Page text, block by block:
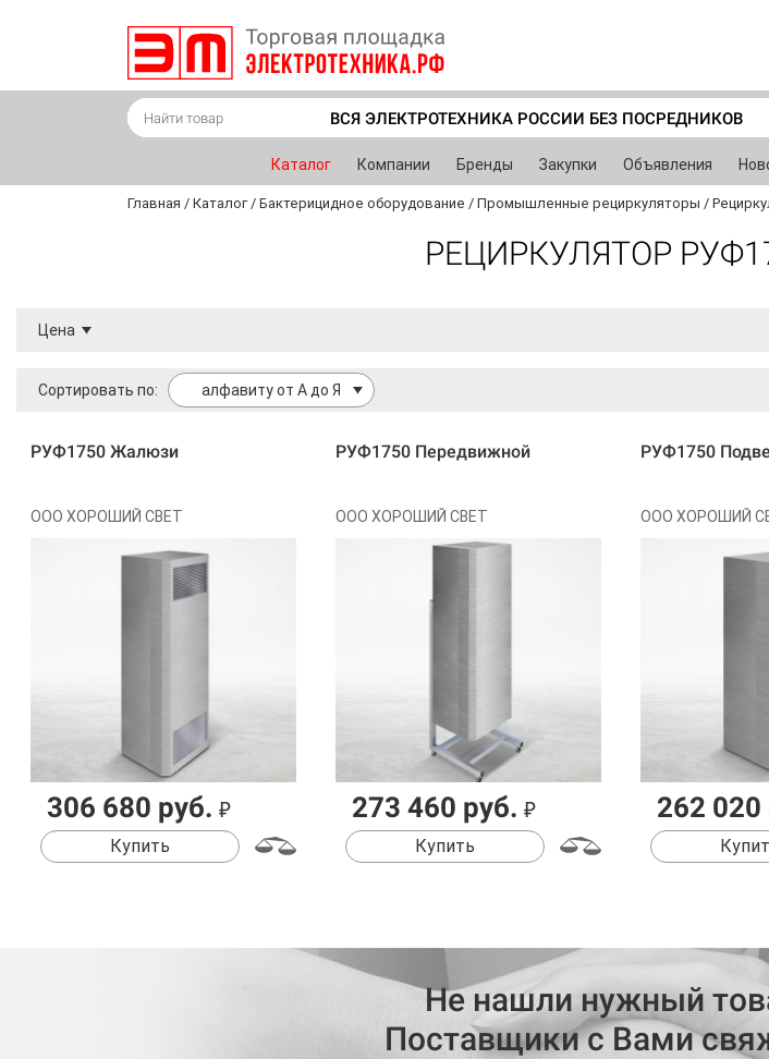
ВСЯ ЭЛЕКТРОТЕХНИКА РОССИИ БЕЗ ПОСРЕДНИКОВ
Каталог Компании Бренды Закупки Объявления
Главная / Каталог / Бактерицидное оборудование / Промышленные рециркуляторы /
РЕЦИРКУЛЯТОР
Цена
Сортировать по: алфавиту от А до Я
РУФ1750 Жалюзи
ООО ХОРОШИЙ СВЕТ
306 680 руб. ₽
Купить
РУФ1750 Передвижной
ООО ХОРОШИЙ СВЕТ
273 460 руб. ₽
Купить
РУФ1750
ООО ХОРОШИЙ
262 020
Не нашли нужный
Поставщики с Вами